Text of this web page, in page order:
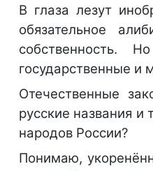
В глаза лезут
обязательное
собственность.
государственные и
Отечественные
русские названия
народов России?
Понимаю,